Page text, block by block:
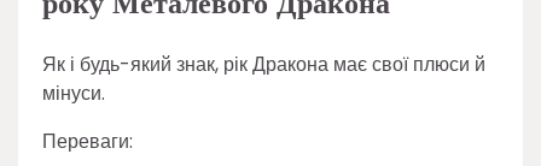
Як і будь-який знак, рік Дракона має свої плюси й
мінуси.
Переваги: